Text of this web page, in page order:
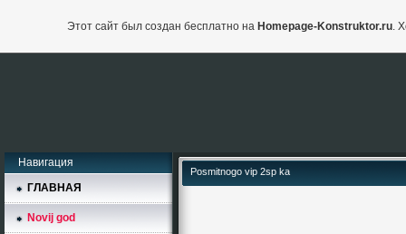
Навигация
ГЛАВНАЯ
Novij god
Posmitnogo vip 2sp ka
Этот сайт был создан бесплатно на Homepage-Konstruktor.ru.